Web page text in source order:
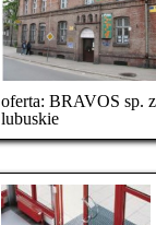
oferta: BRAVOS sp.
lubuskie